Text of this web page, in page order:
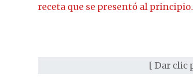
receta que se presentó al principio.
[ Dar clic